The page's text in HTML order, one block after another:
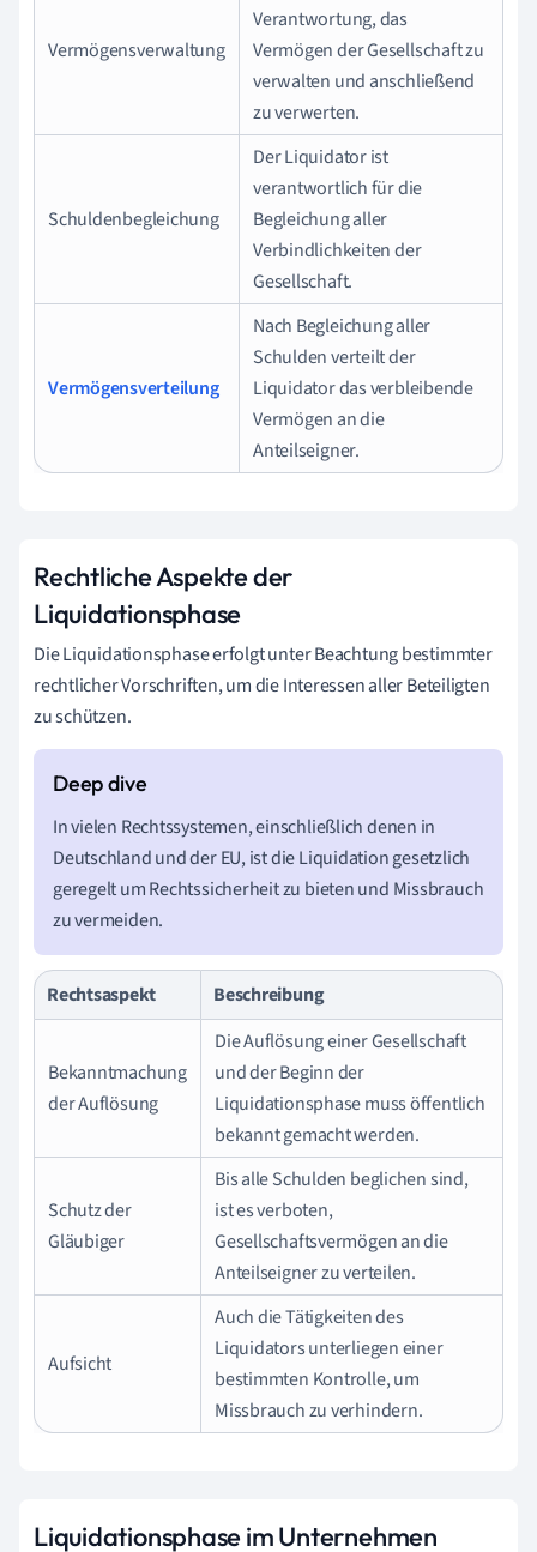
Vermögensverwaltung
Verantwortung, das
Vermögen der Gesellschaft zu
verwalten und anschließend
zu verwerten.
Schuldenbegleichung
Der Liquidator ist
verantwortlich für die
Begleichung aller
Verbindlichkeiten der
Gesellschaft.
Vermögensverteilung
Nach Begleichung aller
Schulden verteilt der
Liquidator das verbleibende
Vermögen an die
Anteilseigner.
Rechtliche Aspekte der
Liquidationsphase
Die Liquidationsphase erfolgt unter Beachtung bestimmter
rechtlicher Vorschriften, um die Interessen aller Beteiligten
zu schützen.
In vielen Rechtssystemen, einschließlich denen in
Deutschland und der EU, ist die Liquidation gesetzlich
geregelt um Rechtssicherheit zu bieten und Missbrauch
zu vermeiden.
Rechtsaspekt Beschreibung
Bekanntmachung
der Auflösung
Die Auflösung einer Gesellschaft
und der Beginn der
Liquidationsphase muss öffentlich
bekannt gemacht werden.
Schutz der
Gläubiger
Bis alle Schulden beglichen sind,
ist es verboten,
Gesellschaftsvermögen an die
Anteilseigner zu verteilen.
Aufsicht
Auch die Tätigkeiten des
Liquidators unterliegen einer
bestimmten Kontrolle, um
Missbrauch zu verhindern.
Liquidationsphase im Unternehmen